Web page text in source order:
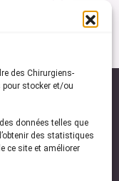
des Chirurgiens-
stocker et/ou
données telles que
des statistiques
ce site et améliorer